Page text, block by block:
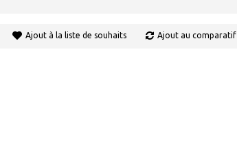
Ajout à la liste de souhaits Ajout au comparatif